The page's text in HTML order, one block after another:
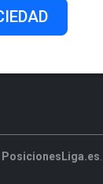
PosicionesLiga.es.